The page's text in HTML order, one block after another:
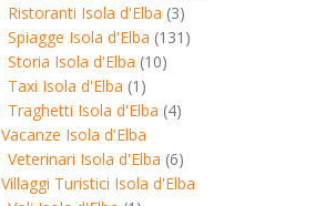
Ristoranti Isola d'Elba (3)
Spiagge Isola d'Elba (131)
Storia Isola d'Elba (10)
Taxi Isola d'Elba (1)
Traghetti Isola d'Elba (4)
Vacanze Isola d'Elba
Veterinari Isola d'Elba (6)
Villaggi Turistici Isola d'Elba